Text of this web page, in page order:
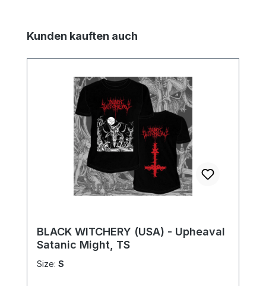
Produktgalerie überspringen
Kunden kauften auch
BLACK WITCHERY (USA) - Upheaval
Satanic Might, TS
Size: S